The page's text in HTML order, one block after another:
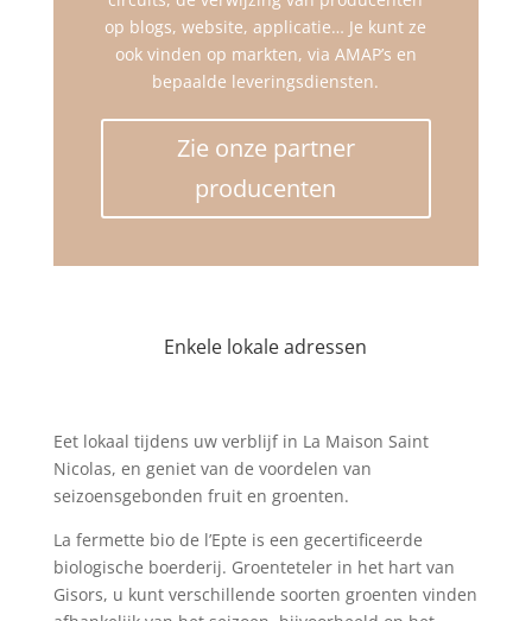
op blogs, website, applicatie… Je kunt ze
ook vinden op markten, via AMAP’s en
bepaalde leveringsdiensten.
Zie onze partner
producenten
Enkele lokale adressen
Eet lokaal tijdens uw verblijf in La Maison Saint
Nicolas, en geniet van de voordelen van
seizoensgebonden fruit en groenten.
La fermette bio de l’Epte is een gecertificeerde
biologische boerderij. Groenteteler in het hart van
Gisors, u kunt verschillende soorten groenten vinden